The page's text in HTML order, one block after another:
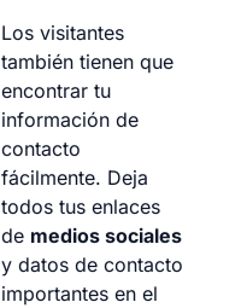
Los visitantes
también tienen que
encontrar tu
información de
contacto
fácilmente. Deja
todos tus enlaces
de medios sociales
y datos de contacto
importantes en el